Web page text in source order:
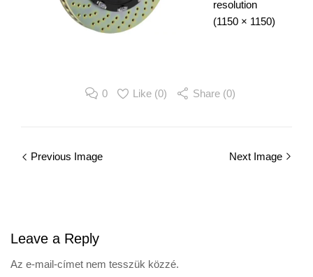
resolution
(1150 × 1150)
0 Like (0) Share (0)
Previous Image Next Image
Leave a Reply
Az e-mail-címet nem tesszük közzé.